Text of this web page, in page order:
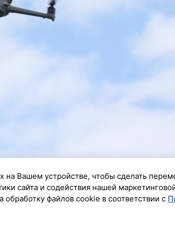
отражали крупную атаку БПЛА на
на Вашем устройстве, чтобы сделать
сайта и содействия нашей
файлов cookie в соответствии с